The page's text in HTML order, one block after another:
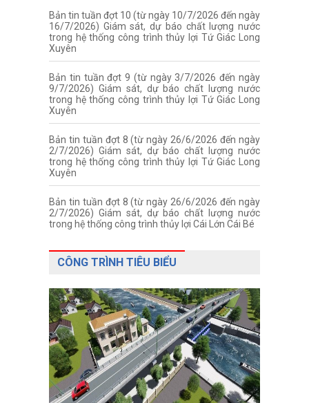
Bản tin tuần đợt 10 (từ ngày 10/7/2026 đến ngày
16/7/2026) Giám sát, dự báo chất lượng nước
trong hệ thống công trình thủy lợi Tứ Giác Long
Xuyên
Bản tin tuần đợt 9 (từ ngày 3/7/2026 đến ngày
9/7/2026) Giám sát, dự báo chất lượng nước
trong hệ thống công trình thủy lợi Tứ Giác Long
Xuyên
Bản tin tuần đợt 8 (từ ngày 26/6/2026 đến ngày
2/7/2026) Giám sát, dự báo chất lượng nước
trong hệ thống công trình thủy lợi Tứ Giác Long
Xuyên
Bản tin tuần đợt 8 (từ ngày 26/6/2026 đến ngày
2/7/2026) Giám sát, dự báo chất lượng nước
trong hệ thống công trình thủy lợi Cái Lớn Cái Bé
CÔNG TRÌNH TIÊU BIỂU